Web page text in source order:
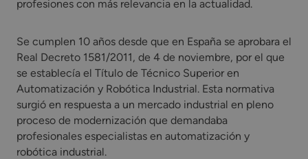
profesiones con más relevancia en la actualidad.
Se cumplen 10 años desde que en España se aprobara el
Real Decreto 1581/2011, de 4 de noviembre, por el que
se establecía el Título de Técnico Superior en
Automatización y Robótica Industrial. Esta normativa
surgió en respuesta a un mercado industrial en pleno
proceso de modernización que demandaba
profesionales especialistas en automatización y
robótica industrial.